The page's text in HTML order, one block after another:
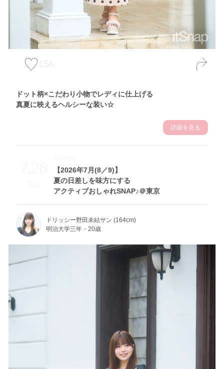
156
ドット柄×こだわり小物でレディに仕上げる
真夏に映えるヘルシーな装い☆
詳細を見る
7.28
Tue
【2026年7月(8／9)】
夏の日差しを味方にする
アクティブおしゃれSNAP♪＠東京
Theme
ドリッシー野田未結サン (164cm)
明治大学三年・20歳